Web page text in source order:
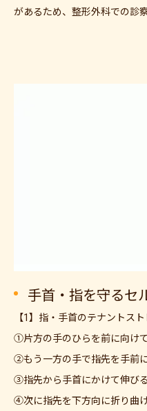
があるため、整形外科での診
手首・指を守るセ
【1】指・手首のテナントス
①片方の手のひらを前に向け
②もう一方の手で指先を手前
③指先から手首にかけて伸び
④次に指先を下方向に折り曲